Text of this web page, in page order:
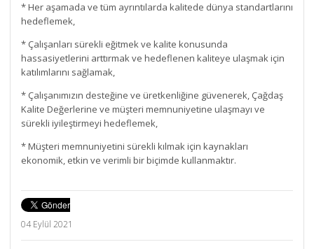
* Her aşamada ve tüm ayrıntılarda kalitede dünya standartlarını
hedeflemek,
* Çalışanları sürekli eğitmek ve kalite konusunda
hassasiyetlerini arttırmak ve hedeflenen kaliteye ulaşmak için
katılımlarını sağlamak,
* Çalışanımızın desteğine ve üretkenliğine güvenerek, Çağdaş
Kalite Değerlerine ve müşteri memnuniyetine ulaşmayı ve
sürekli iyileştirmeyi hedeflemek,
* Müşteri memnuniyetini sürekli kılmak için kaynakları
ekonomik, etkin ve verimli bir biçimde kullanmaktır.
04 Eylül 2021